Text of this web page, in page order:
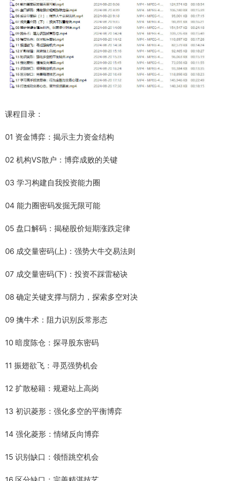
课程目录：
01 资金博弈：揭示主力资金结构
02 机构VS散户：博弈成败的关键
03 学习构建自我投资能力圈
04 能力圈密码发掘无限可能
05 盘口解码：揭秘股价短期涨跌定律
06 成交量密码(上)：强势大牛交易法则
07 成交量密码(下)：投资不踩雷秘诀
08 确定关键支撑与阴力，探索多空对决
09 擒牛术：阻力识别反常形态
10 暗度陈仓：探寻股东密码
11 振翅欲飞：寻觅强势机会
12 扩散秘籍：规避站上高岗
13 初识菱形：强化多空的平衡博弈
14 强化菱形：情绪反向博弈
15 识别缺口：领悟跳空机会